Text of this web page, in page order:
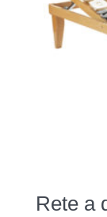
Rete a